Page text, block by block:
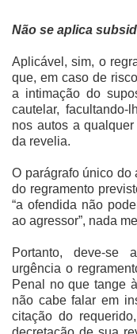
Não se aplica
Aplicável, sim, o
que, em caso de
a intimação do
cautelar, facultando-
nos autos a
da revelia.
O parágrafo único do
do regramento
“a ofendida não
ao agressor”, nada
Portanto, deve-se
urgência o
Penal no que tange
não cabe falar em
citação do